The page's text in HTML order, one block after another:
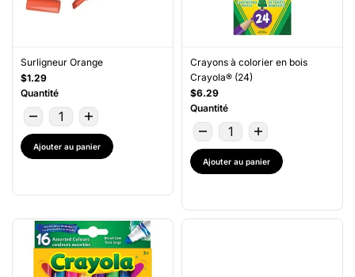
Surligneur Orange
$1.29
Quantité
Ajouter au panier
Crayons à colorier en bois
Crayola® (24)
$6.29
Quantité
Ajouter au panier